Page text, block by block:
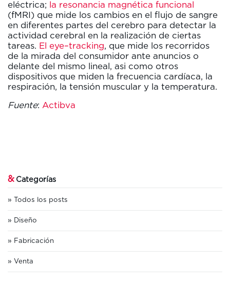
eléctrica; la resonancia magnética funcional
(fMRI) que mide los cambios en el flujo de sangre
en diferentes partes del cerebro para detectar la
actividad cerebral en la realización de ciertas
tareas. El eye–tracking, que mide los recorridos
de la mirada del consumidor ante anuncios o
delante del mismo lineal, asi como otros
dispositivos que miden la frecuencia cardíaca, la
respiración, la tensión muscular y la temperatura.
Fuente: Actibva
&Categorías
Todos los posts
Diseño
Fabricación
Venta